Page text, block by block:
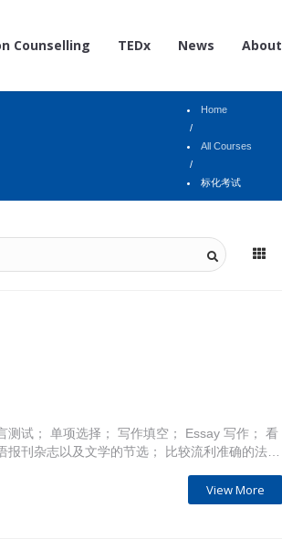
Counselling TEDx News About
Home
/
All Courses
/
标化考试
试； 单项选择； 写作填空； Essay 写作； 看
刊杂志以及文学的节选； 比较流利准确的法语
View More